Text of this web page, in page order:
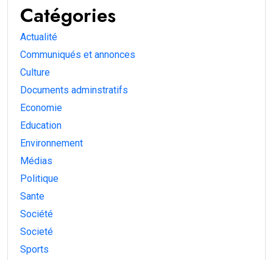
Catégories
Actualité
Communiqués et annonces
Culture
Documents adminstratifs
Economie
Education
Environnement
Médias
Politique
Sante
Société
Societé
Sports